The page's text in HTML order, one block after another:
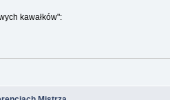
kawałków":